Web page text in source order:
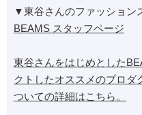
▼東谷さんのファッション
BEAMS スタッフページ
東谷さんをはじめとした
クトしたオススメのプロダ
ついての詳細はこちら。